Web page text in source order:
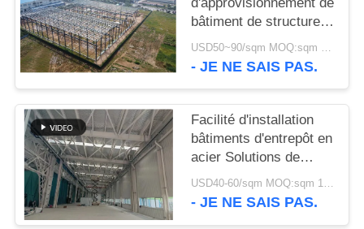
SITE
POLITIQUE
DE
CONFIDENTIALITÉ
bâtiment de structure
métallique pour
l'industrie
USD50~90/sqm MOQ:sqm 1000
- JE NE SAIS PAS.
Facilité d'installation
bâtiments d'entrepôt en
acier Solutions de
stockage
respectueuses de
USD40-60/sqm MOQ:sqm 1000
- JE NE SAIS PAS.